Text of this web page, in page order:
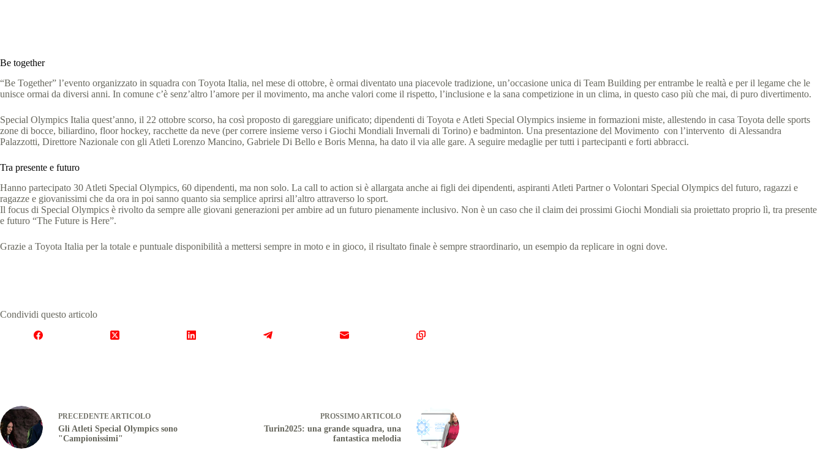
Be together
“Be Together” l’evento organizzato in squadra con Toyota Italia, nel mese di ottobre, è ormai diventato una piacevole tradizione, un’occasione unica di Team Building per entrambe le realtà e per il legame che le
unisce ormai da diversi anni. In comune c’è senz’altro l’amore per il movimento, ma anche valori come il rispetto, l’inclusione e la sana competizione in un clima, in questo caso più che mai, di puro divertimento.
Special Olympics Italia quest’anno, il 22 ottobre scorso, ha così proposto di gareggiare unificato; dipendenti di Toyota e Atleti Special Olympics insieme in formazioni miste, allestendo in casa Toyota delle sports
zone di bocce, biliardino, floor hockey, racchette da neve (per correre insieme verso i Giochi Mondiali Invernali di Torino) e badminton. Una presentazione del Movimento con l’intervento di Alessandra
Palazzotti, Direttore Nazionale con gli Atleti Lorenzo Mancino, Gabriele Di Bello e Boris Menna, ha dato il via alle gare. A seguire medaglie per tutti i partecipanti e forti abbracci.
Tra presente e futuro
Hanno partecipato 30 Atleti Special Olympics, 60 dipendenti, ma non solo. La call to action si è allargata anche ai figli dei dipendenti, aspiranti Atleti Partner o Volontari Special Olympics del futuro, ragazzi e
ragazze e giovanissimi che da ora in poi sanno quanto sia semplice aprirsi all’altro attraverso lo sport.
Il focus di Special Olympics è rivolto da sempre alle giovani generazioni per ambire ad un futuro pienamente inclusivo. Non è un caso che il claim dei prossimi Giochi Mondiali sia proiettato proprio lì, tra presente
e futuro “The Future is Here”.
Grazie a Toyota Italia per la totale e puntuale disponibilità a mettersi sempre in moto e in gioco, il risultato finale è sempre straordinario, un esempio da replicare in ogni dove.
Condividi questo articolo
PRECEDENTEARTICOLO
Gli Atleti Special Olympics sono
"Campionissimi"
PROSSIMOARTICOLO
Turin2025: una grande squadra, una
fantastica melodia